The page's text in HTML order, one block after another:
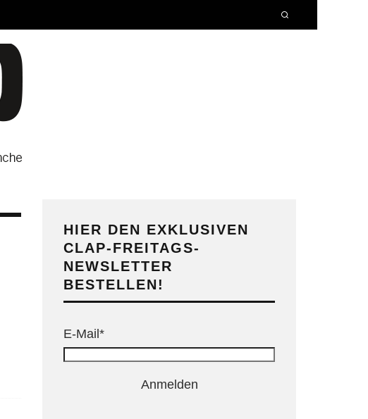
HIER DEN EXKLUSIVEN
CLAP-FREITAGS-
NEWSLETTER
BESTELLEN!
E-Mail*
Anmelden